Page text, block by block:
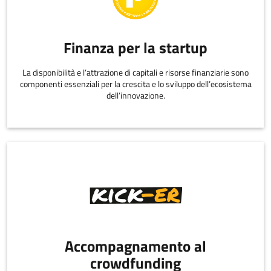
Finanza per la startup
La disponibilità e l’attrazione di capitali e risorse finanziarie sono
componenti essenziali per la crescita e lo sviluppo dell’ecosistema
dell’innovazione.
Accompagnamento al
crowdfunding